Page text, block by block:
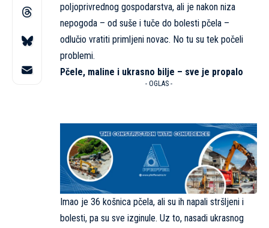
poljoprivrednog gospodarstva, ali je nakon niza
nepogoda – od suše i tuče do bolesti pčela –
odlučio vratiti primljeni novac. No tu su tek počeli
problemi.
Pčele, maline i ukrasno bilje – sve je propalo
- OGLAS -
Imao je 36 košnica pčela, ali su ih napali stršljeni i
bolesti, pa su sve izginule. Uz to, nasadi ukrasnog